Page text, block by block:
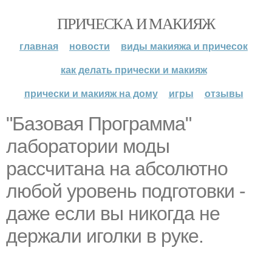
ПРИЧЕСКА И МАКИЯЖ
главная новости
виды макияжа и причесок
как делать прически и макияж
прически и макияж на дому
игры отзывы
"Базовая Программа"
лаборатории моды
рассчитана на абсолютно
любой уровень подготовки -
даже если вы никогда не
держали иголки в руке.